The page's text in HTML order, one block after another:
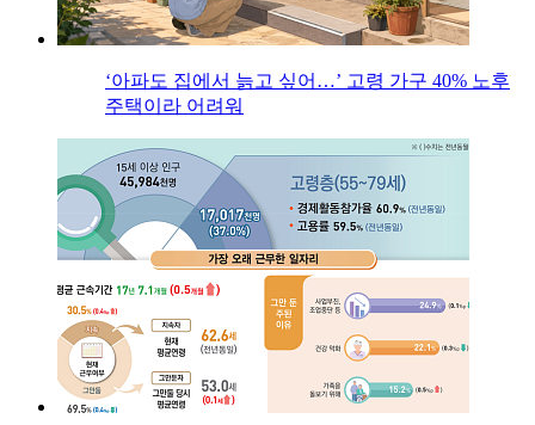
‘아파도 집에서 늙고 싶어…’ 고령 가구 40% 노후
주택이라 어려워